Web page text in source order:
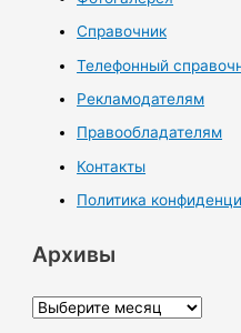
Справочник
Телефонный
Рекламодателям
Правообладателям
Контакты
Политика
Архивы
А